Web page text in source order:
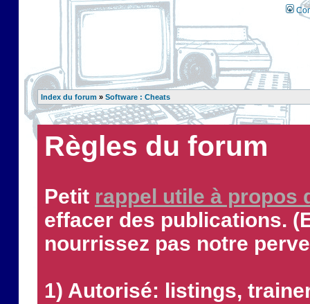
Index du forum » Software : Cheats
Règles du forum
Petit rappel utile à propos
effacer des publications.
nourrissez pas notre
1) Autorisé: listings,